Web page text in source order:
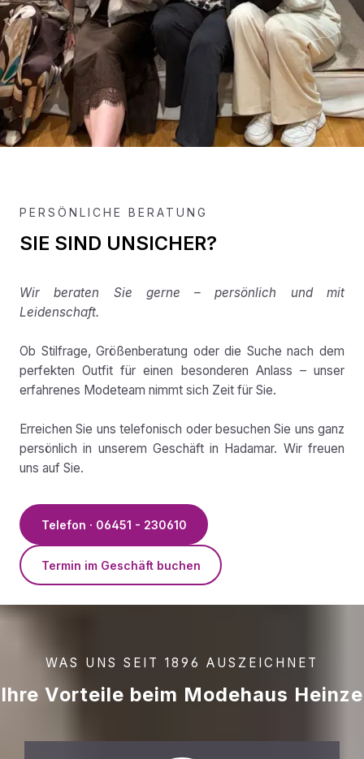
PERSÖNLICHE BERATUNG
SIE SIND UNSICHER?
Wir beraten Sie gerne – persönlich und mit
Leidenschaft.
Ob Stilfrage, Größenberatung oder die Suche nach dem
perfekten Outfit für einen besonderen Anlass – unser
erfahrenes Modeteam nimmt sich Zeit für Sie.
Erreichen Sie uns telefonisch oder besuchen Sie uns ganz
persönlich in unserem Geschäft in Hadamar. Wir freuen
uns auf Sie.
Telefon · 06451 - 230610
Termin im Geschäft buchen
WAS UNS SEIT 1896 AUSZEICHNET
Ihre Vorteile beim Modehaus Heinze